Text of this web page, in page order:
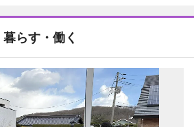
暮らす・働く